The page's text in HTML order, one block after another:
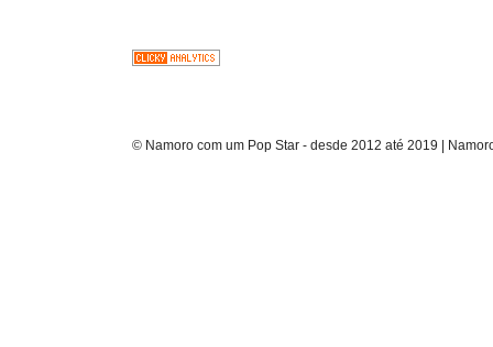
© Namoro com um Pop Star - desde 2012 até 2019 |